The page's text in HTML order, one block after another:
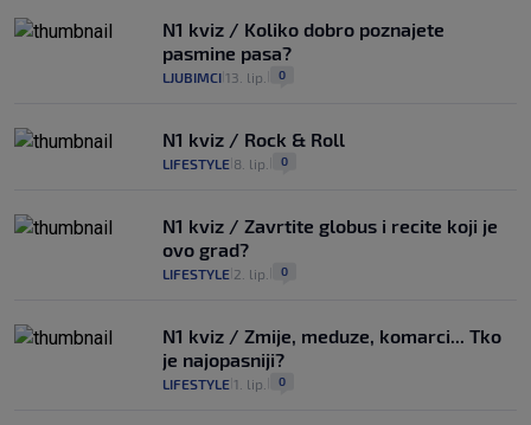
N1 kviz / Koliko dobro poznajete
pasmine pasa?
LJUBIMCI 13. lip. 0
N1 kviz / Rock & Roll
LIFESTYLE 8. lip. 0
N1 kviz / Zavrtite globus i recite koji je
ovo grad?
LIFESTYLE 2. lip. 0
N1 kviz / Zmije, meduze, komarci... Tko
je najopasniji?
LIFESTYLE 1. lip. 0